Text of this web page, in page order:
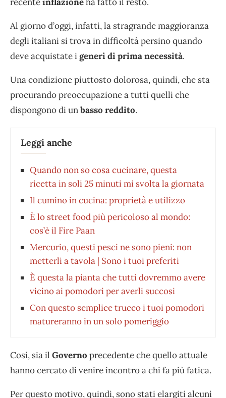
recenteinflazioneha fatto il resto.
Al giorno d’oggi, infatti, la stragrande maggioranza
degli italiani si trova in difficoltà persino quando
deve acquistate igeneri di prima necessità.
Una condizione piuttosto dolorosa, quindi, che sta
procurando preoccupazione a tutti quelli che
dispongono di unbasso reddito.
Leggi anche
Quando non so cosa cucinare, questa
ricetta in soli 25 minuti mi svolta la giornata
Il cumino in cucina: proprietà e utilizzo
È lo street food più pericoloso al mondo:
cos’è il Fire Paan
Mercurio, questi pesci ne sono pieni: non
metterli a tavola | Sono i tuoi preferiti
È questa la pianta che tutti dovremmo avere
vicino ai pomodori per averli succosi
Con questo semplice trucco i tuoi pomodori
matureranno in un solo pomeriggio
Così, sia il Governo precedente che quello attuale
hanno cercato di venire incontro a chi fa più fatica.
Per questo motivo, quindi, sono stati elargiti alcuni